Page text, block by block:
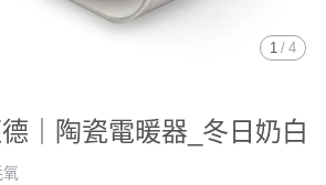
1 / 4
｜陶瓷電暖器_冬日奶白
氧